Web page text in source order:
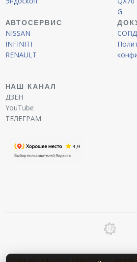
G
АВТОСЕРВИС
NISSAN
INFINITI
RENAULT
СОПД
НАШ КАНАЛ
ДЗЕН
YouTube
ТЕЛЕГРАМ
Ролик натяжитель приводного ремня